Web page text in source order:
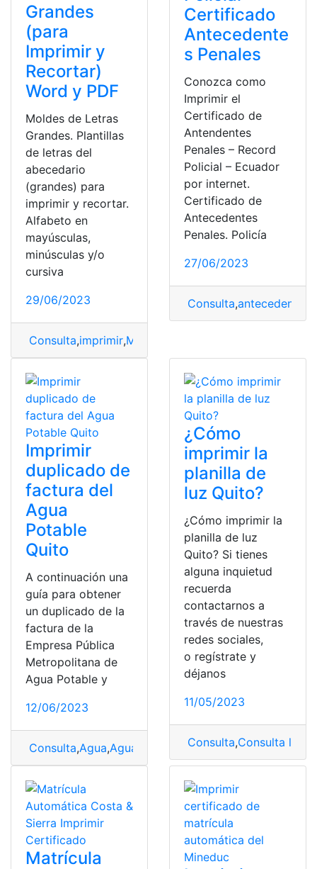
Grandes
(para
Imprimir y
Recortar)
Word y PDF
Moldes de Letras
Grandes. Plantillas
de letras del
abecedario
(grandes) para
imprimir y recortar.
Alfabeto en
mayúsculas,
minúsculas y/o
cursiva
29/06/2023
Consulta,imprimir,Moldes
Certificado
Antecedente
s Penales
Conozca como
Imprimir el
Certificado de
Antendentes
Penales – Record
Policial – Ecuador
por internet.
Certificado de
Antecedentes
Penales. Policía
27/06/2023
Consulta,antecedentes
Imprimir
duplicado de
factura del
Agua
Potable
Quito
A continuación una
guía para obtener
un duplicado de la
factura de la
Empresa Pública
Metropolitana de
Agua Potable y
12/06/2023
Consulta,Agua,Agua en Quito ,Agua potable,
¿Cómo
imprimir la
planilla de
luz Quito?
¿Cómo imprimir la
planilla de luz
Quito? Si tienes
alguna inquietud
recuerda
contactarnos a
través de nuestras
redes sociales,
o regístrate y
déjanos
11/05/2023
Consulta,Consulta la
Matrícula